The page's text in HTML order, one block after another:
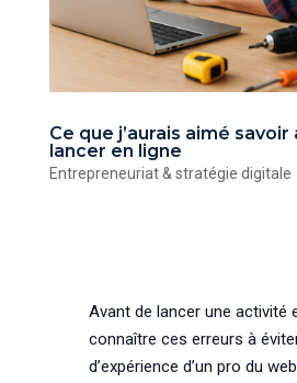
Ce que j’aurais aimé
lancer en ligne
Entrepreneuriat & stratégie digitale
Avant de lancer une activité
connaître ces erreurs à
d’expérience d’un pro du